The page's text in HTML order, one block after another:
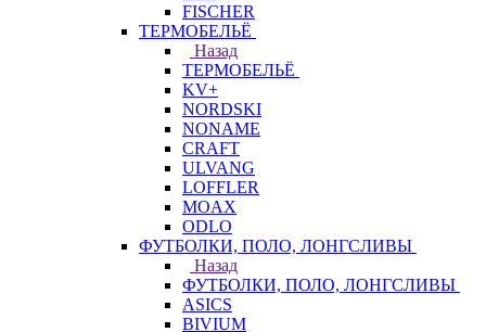
FISCHER
ТЕРМОБЕЛЬЁ
Назад
ТЕРМОБЕЛЬЁ
KV+
NORDSKI
NONAME
CRAFT
ULVANG
LOFFLER
MOAX
ODLO
ФУТБОЛКИ, ПОЛО, ЛОНГСЛИВЫ
Назад
ФУТБОЛКИ, ПОЛО, ЛОНГСЛИВЫ
ASICS
BIVIUM